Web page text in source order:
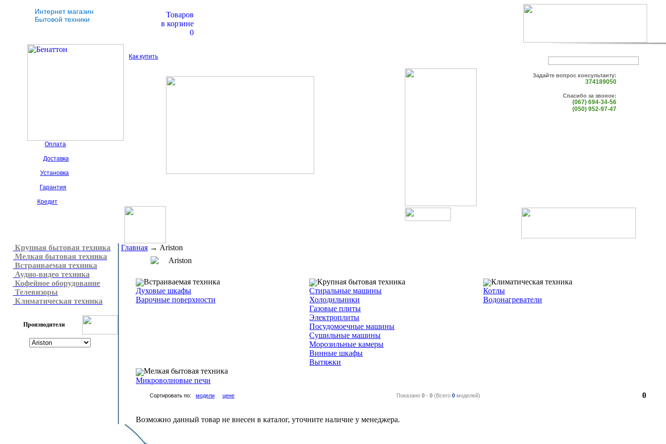
Интернет магазин
Бытовой техники
Товаров
в корзине
0
Как купить
Оплата
Доставка
Установка
Гарантия
Кредит
Задайте вопрос консультанту:
374189050
Спасибо за звонок:
(067) 694-34-56
(050) 952-97-47
Крупная бытовая техника
Мелкая бытовая техника
Встраиваемая техника
Аудио-видео техника
Кофейное оборудование
Телевизоры
Климатическая техника
Производители
Главная → Ariston
Ariston
Встраиваемая техника
Духовые шкафы
Варочные поверхности
Крупная бытовая техника
Стиральные машины
Холодильники
Газовые плиты
Электроплиты
Посудомоечные машины
Сушильные машины
Морозильные камеры
Винные шкафы
Вытяжки
Климатическая техника
Котлы
Водонагреватели
Мелкая бытовая техника
Микроволновые печи
Сортировать по: модели цене Показано 0- 0(Всего 0моделей) 0
Возможно данный товар не внесен в каталог, уточните наличие у менеджера.